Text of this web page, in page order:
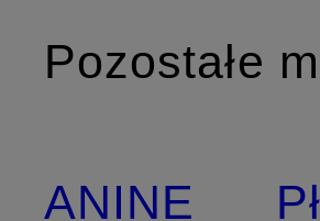
Pozostałe
ANINE